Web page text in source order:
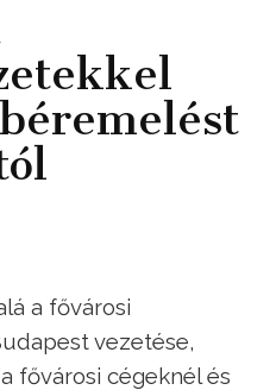
a fővárosi
vezetése,
fővárosi cégeknél és